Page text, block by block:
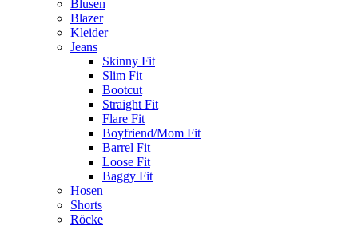
Blusen
Blazer
Kleider
Jeans
Skinny Fit
Slim Fit
Bootcut
Straight Fit
Flare Fit
Boyfriend/Mom Fit
Barrel Fit
Loose Fit
Baggy Fit
Hosen
Shorts
Röcke